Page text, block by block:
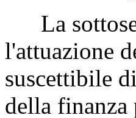
La
l'attuazione
suscettibile
della finanza